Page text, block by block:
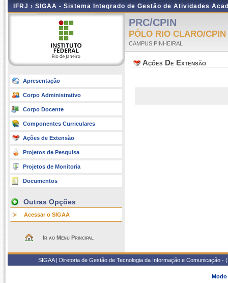
IFRJ › SIGAA - Sistema Integrado de Gestão de Atividades
Apresentação
Corpo Administrativo
Corpo Docente
Componentes Curriculares
Ações de Extensão
Projetos de Pesquisa
Projetos de Monitoria
Documentos
Outras Opções
Acessar o SIGAA
Ir ao Menu Principal
PRC/CPIN
PÓLO RIO CLARO/CPIN
CAMPUS PINHEIRAL
Ações De Extensão
SIGAA | Diretoria de Gestão de Tecnologia da Informação e
Modo